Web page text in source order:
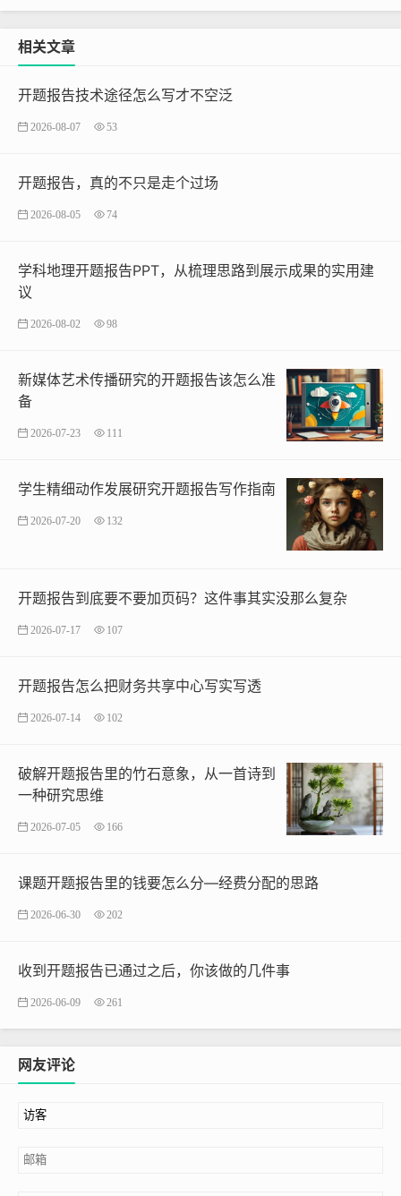
相关文章
开题报告技术途径怎么写才不空泛
2026-08-07 53
开题报告，真的不只是走个过场
2026-08-05 74
学科地理开题报告PPT，从梳理思路到展示成果的实用建
议
2026-08-02 98
新媒体艺术传播研究的开题报告该怎么准
备
2026-07-23 111
学生精细动作发展研究开题报告写作指南
2026-07-20 132
开题报告到底要不要加页码？这件事其实没那么复杂
2026-07-17 107
开题报告怎么把财务共享中心写实写透
2026-07-14 102
破解开题报告里的竹石意象，从一首诗到
一种研究思维
2026-07-05 166
课题开题报告里的钱要怎么分—经费分配的思路
2026-06-30 202
收到开题报告已通过之后，你该做的几件事
2026-06-09 261
网友评论